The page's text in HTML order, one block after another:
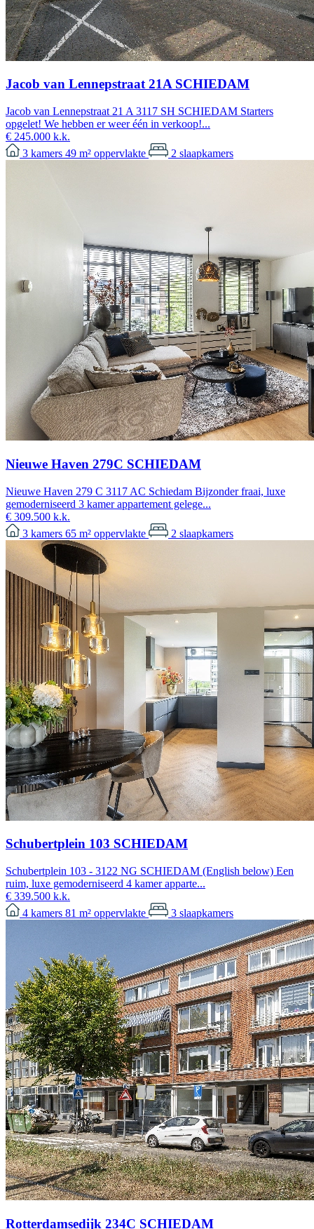
Jacob van Lennepstraat 21A SCHIEDAM
Jacob van Lennepstraat 21 A 3117 SH SCHIEDAM Starters
opgelet! We hebben er weer één in verkoop!...
€ 245.000 k.k.
3 kamers 49 m² oppervlakte 2 slaapkamers
Nieuwe Haven 279C SCHIEDAM
Nieuwe Haven 279 C 3117 AC Schiedam Bijzonder fraai, luxe
gemoderniseerd 3 kamer appartement gelege...
€ 309.500 k.k.
3 kamers 65 m² oppervlakte 2 slaapkamers
Schubertplein 103 SCHIEDAM
Schubertplein 103 - 3122 NG SCHIEDAM (English below) Een
ruim, luxe gemoderniseerd 4 kamer apparte...
€ 339.500 k.k.
4 kamers 81 m² oppervlakte 3 slaapkamers
Rotterdamsedijk 234C SCHIEDAM